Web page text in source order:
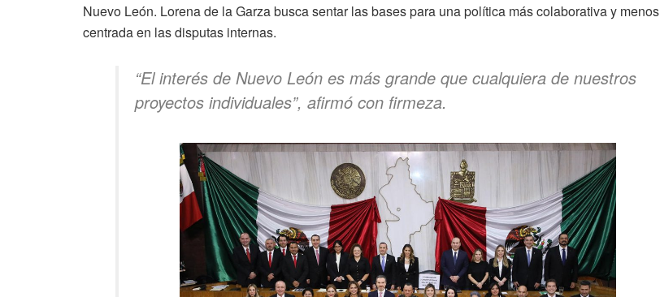
Nuevo León. Lorena de la Garza busca sentar las bases para una política más colaborativa y menos
centrada en las disputas internas.
“El interés de Nuevo León es más grande que cualquiera de nuestros
proyectos individuales”, afirmó con firmeza.